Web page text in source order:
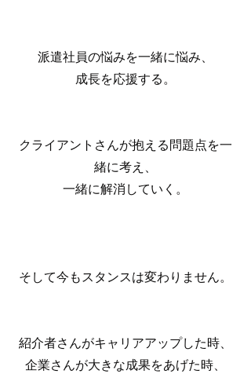
派遣社員の悩みを一緒に悩み、
成長を応援する。
クライアントさんが抱える問題点を一
緒に考え、
一緒に解消していく。
そして今もスタンスは変わりません。
紹介者さんがキャリアアップした時、
企業さんが大きな成果をあげた時、